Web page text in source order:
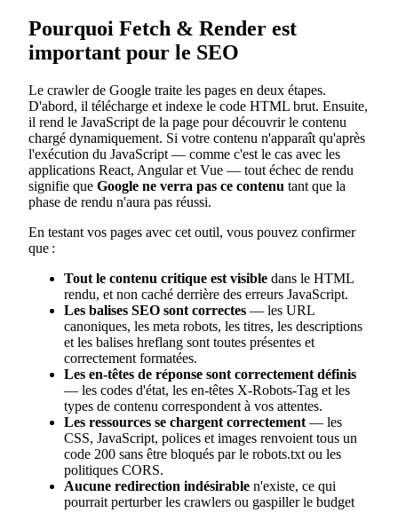
Pourquoi Fetch & Render est
important pour le SEO
Le crawler de Google traite les pages en deux étapes.
D'abord, il télécharge et indexe le code HTML brut. Ensuite,
il rend le JavaScript de la page pour découvrir le contenu
chargé dynamiquement. Si votre contenu n'apparaît qu'après
l'exécution du JavaScript — comme c'est le cas avec les
applications React, Angular et Vue — tout échec de rendu
signifie que Google ne verra pas ce contenu tant que la
phase de rendu n'aura pas réussi.
En testant vos pages avec cet outil, vous pouvez confirmer
que :
Tout le contenu critique est visible dans le HTML
rendu, et non caché derrière des erreurs JavaScript.
Les balises SEO sont correctes — les URL
canoniques, les meta robots, les titres, les descriptions
et les balises hreflang sont toutes présentes et
correctement formatées.
Les en-têtes de réponse sont correctement définis
— les codes d'état, les en-têtes X-Robots-Tag et les
types de contenu correspondent à vos attentes.
Les ressources se chargent correctement — les
CSS, JavaScript, polices et images renvoient tous un
code 200 sans être bloqués par le robots.txt ou les
politiques CORS.
Aucune redirection indésirable n'existe, ce qui
pourrait perturber les crawlers ou gaspiller le budget